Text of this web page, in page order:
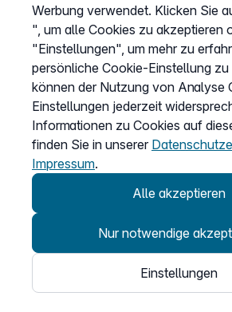
Service
Hilfecenter
Wissen
Kündigung
my.easybell
Easybell - eine Marke der
Werbung verwendet. Klicken Sie
", um alle Cookies zu akzeptieren
"Einstellungen", um mehr zu
persönliche Cookie-Einstellung zu
können der Nutzung von Analyse
Einstellungen jederzeit
Informationen zu Cookies auf
finden Sie in unserer
Impressum.
Alle akzeptieren
Nur notwendige
Einstellungen